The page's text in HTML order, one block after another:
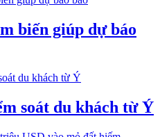
biến giúp dự báo
soát du khách từ Ý